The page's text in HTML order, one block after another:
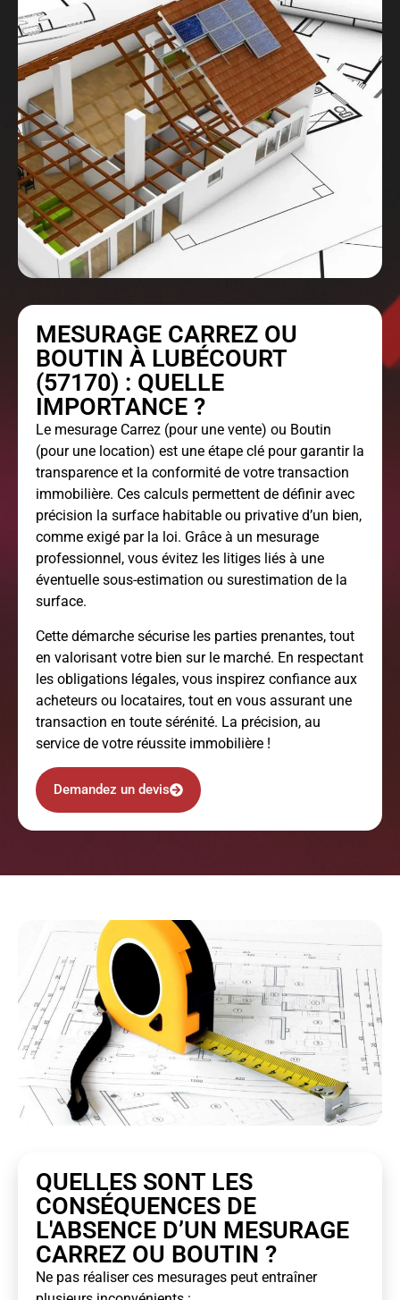
MESURAGE CARREZ OU
BOUTIN À LUBÉCOURT
(57170) : QUELLE
IMPORTANCE ?
Le mesurage Carrez (pour une vente) ou Boutin
(pour une location) est une étape clé pour garantir la
transparence et la conformité de votre transaction
immobilière. Ces calculs permettent de définir avec
précision la surface habitable ou privative d’un bien,
comme exigé par la loi. Grâce à un mesurage
professionnel, vous évitez les litiges liés à une
éventuelle sous-estimation ou surestimation de la
surface.
Cette démarche sécurise les parties prenantes, tout
en valorisant votre bien sur le marché. En respectant
les obligations légales, vous inspirez confiance aux
acheteurs ou locataires, tout en vous assurant une
transaction en toute sérénité. La précision, au
service de votre réussite immobilière !
Demandez un devis
QUELLES SONT LES
CONSÉQUENCES DE
L'ABSENCE D’UN MESURAGE
CARREZ OU BOUTIN ?
Ne pas réaliser ces mesurages peut entraîner